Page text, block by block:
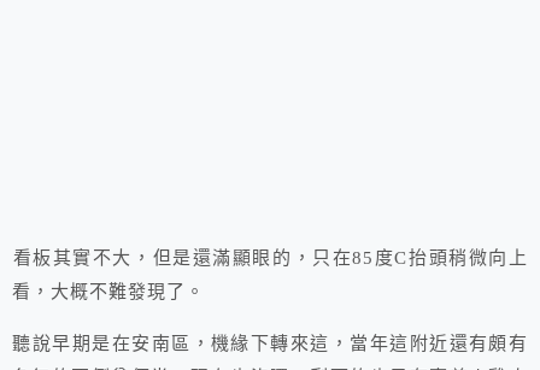
看板其實不大，但是還滿顯眼的，只在85度C抬頭稍微向上
看，大概不難發現了。
聽說早期是在安南區，機緣下轉來這，當年這附近還有頗有